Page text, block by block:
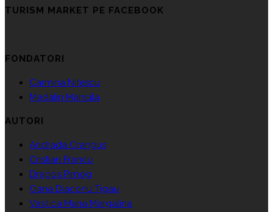
TURISM MARKET PE FACEBOOK
FONDATORI
Carmina Nitescu
Madalin Mancila
AUTORI
Andrada Crangus
Cristian Francu
Dragos Pirnog
Oana Diaconu Tigau
Vasilica Maria Margalina